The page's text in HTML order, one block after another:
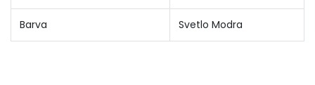
Barva Svetlo Modra